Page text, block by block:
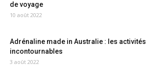
de voyage
10 août 2022
Adrénaline made in Australie : les activités
incontournables
3 août 2022